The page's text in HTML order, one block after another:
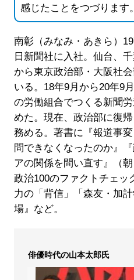
感じたことをつづります。
南彰（みなみ・あきら）
日新聞社に入社。仙台、
から東京政治部・大阪社
いる。18年9月から20年9
の労働組合でつくる新聞
めた。現在、政治部に復
務める。著書に『報道事
問できなくなったのか』
アの関係を問い直す』（
政治100のファクトチェッ
力の「背信」「森友・加
場』など。
俳優時代の山本太郎氏